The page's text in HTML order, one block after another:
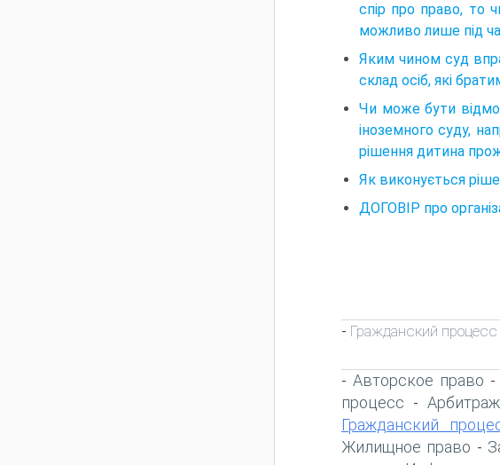
спір про право, то
можливо лише під
Яким чином суд
склад осіб, які
Чи може бути
іноземного суду,
рішення дитина
Як виконується
ДОГОВІР про
- Гражданский
- Авторское право
процесс -
Гражданский
Жилищное право -